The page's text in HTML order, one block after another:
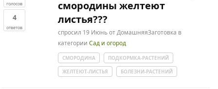
голосов
4
ответов
смородины желтеют
листья???
спросил 19 Июнь отДомашняяЗаготовка в
категории Сад и огород
СМОРОДИНА
ПОДКОРМКА-РАСТЕНИЙ
ЖЕЛТЕЮТ-ЛИСТЬЯ
БОЛЕЗНИ-РАСТЕНИЙ